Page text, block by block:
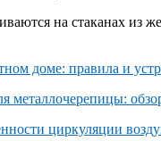
на стаканах из